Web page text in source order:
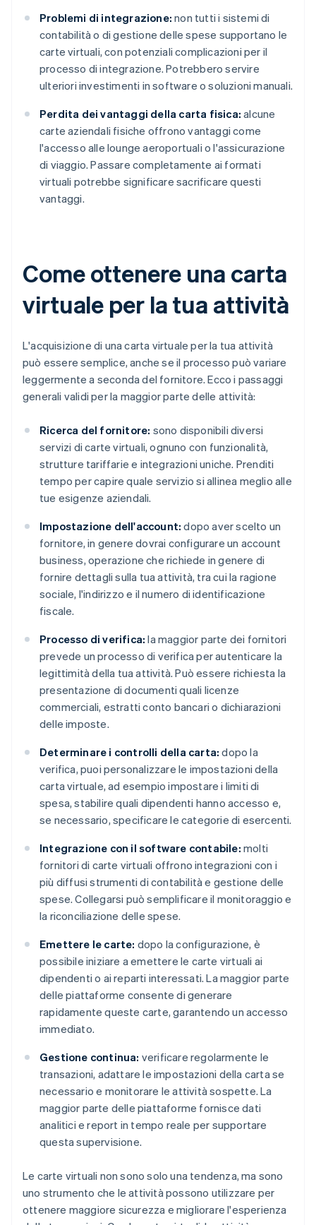
Problemi di integrazione: non tutti i sistemi di
contabilità o di gestione delle spese supportano le
carte virtuali, con potenziali complicazioni per il
processo di integrazione. Potrebbero servire
ulteriori investimenti in software o soluzioni manuali.
Perdita dei vantaggi della carta fisica: alcune
carte aziendali fisiche offrono vantaggi come
l'accesso alle lounge aeroportuali o l'assicurazione
di viaggio. Passare completamente ai formati
virtuali potrebbe significare sacrificare questi
vantaggi.
Come ottenere una carta
virtuale per la tua attività
L'acquisizione di una carta virtuale per la tua attività
può essere semplice, anche se il processo può variare
leggermente a seconda del fornitore. Ecco i passaggi
generali validi per la maggior parte delle attività:
Ricerca del fornitore: sono disponibili diversi
servizi di carte virtuali, ognuno con funzionalità,
strutture tariffarie e integrazioni uniche. Prenditi
tempo per capire quale servizio si allinea meglio alle
tue esigenze aziendali.
Impostazione dell'account: dopo aver scelto un
fornitore, in genere dovrai configurare un account
business, operazione che richiede in genere di
fornire dettagli sulla tua attività, tra cui la ragione
sociale, l'indirizzo e il numero di identificazione
fiscale.
Processo di verifica: la maggior parte dei fornitori
prevede un processo di verifica per autenticare la
legittimità della tua attività. Può essere richiesta la
presentazione di documenti quali licenze
commerciali, estratti conto bancari o dichiarazioni
delle imposte.
Determinare i controlli della carta: dopo la
verifica, puoi personalizzare le impostazioni della
carta virtuale, ad esempio impostare i limiti di
spesa, stabilire quali dipendenti hanno accesso e,
se necessario, specificare le categorie di esercenti.
Integrazione con il software contabile: molti
fornitori di carte virtuali offrono integrazioni con i
più diffusi strumenti di contabilità e gestione delle
spese. Collegarsi può semplificare il monitoraggio e
la riconciliazione delle spese.
Emettere le carte: dopo la configurazione, è
possibile iniziare a emettere le carte virtuali ai
dipendenti o ai reparti interessati. La maggior parte
delle piattaforme consente di generare
rapidamente queste carte, garantendo un accesso
immediato.
Gestione continua: verificare regolarmente le
transazioni, adattare le impostazioni della carta se
necessario e monitorare le attività sospette. La
maggior parte delle piattaforme fornisce dati
analitici e report in tempo reale per supportare
questa supervisione.
Le carte virtuali non sono solo una tendenza, ma sono
uno strumento che le attività possono utilizzare per
ottenere maggiore sicurezza e migliorare l'esperienza